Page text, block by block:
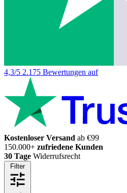
4,3/5 2.175 Bewertungen auf
Kostenloser Versand ab €99
150.000+ zufriedene Kunden
30 Tage Widerrufsrecht
Filter